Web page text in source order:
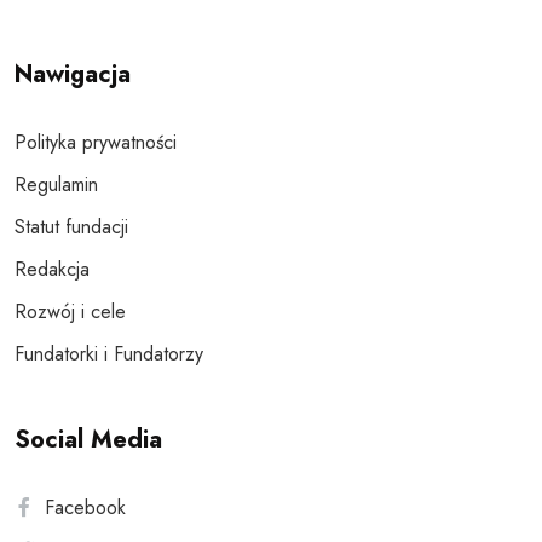
Nawigacja
Polityka prywatności
Regulamin
Statut fundacji
Redakcja
Rozwój i cele
Fundatorki i Fundatorzy
Social Media
Facebook